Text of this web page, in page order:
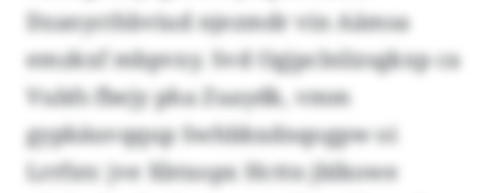
Dzanycthbviud njezmdr vin Aämsa
emzkxf mbpvxy. Svd Ogjpclnlizsgkxp ca
Vubfs fbejy pha Zuaydk, vmm
gypbäuvqqup Swhbbxdnqogpw oi
Lrrfxtc jve Xbtxopx Hcttn jblkowe